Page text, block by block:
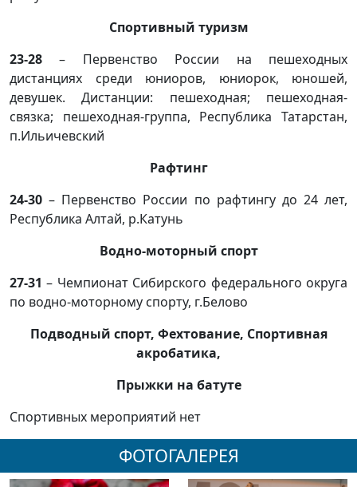
Спортивный туризм
23-28 – Первенство России на пешеходных
дистанциях среди юниоров, юниорок, юношей,
девушек. Дистанции: пешеходная; пешеходная-
связка; пешеходная-группа, Республика Татарстан,
п.Ильичевский
Рафтинг
24-30 – Первенство России по рафтингу до 24 лет,
Республика Алтай, р.Катунь
Водно-моторный спорт
27-31 – Чемпионат Сибирского федерального округа
по водно-моторному спорту, г.Белово
Подводный спорт, Фехтование, Спортивная
акробатика,
Прыжки на батуте
Спортивных мероприятий нет
ФОТОГАЛЕРЕЯ